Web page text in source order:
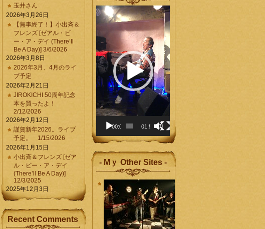
玉井さん
2026年3月26日
【無事終了！】小出斉＆
フレンズ [ゼアル・ビ
ー・ア・デイ (There’ll
Be A Day)] 3/6/2026
2026年3月8日
2026年3月、4月のライ
ブ予定
2026年2月21日
JIROKICHI 50周年記念
本を買ったよ！
2/12/2026
2026年2月12日
謹賀新年2026。ライブ
予定。 1/15/2026
2026年1月15日
小出斉＆フレンズ [ゼア
ル・ビー・ア・デイ
(There’ll Be A Day)]
12/3/2025
2025年12月3日
Recent Comments
動
画
レ
ー
ヤ
ー
00:00 01:58
- Mｙ Other Sites -